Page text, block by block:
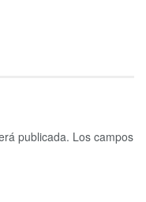
publicada. Los campos